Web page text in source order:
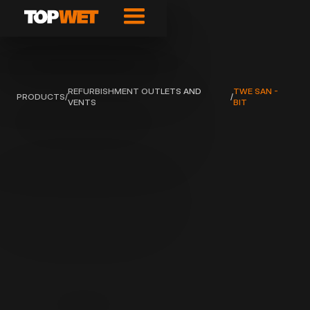
PRODUCTS/
REFURBISHMENT OUTLETS AND
VENTS
/
TWE SAN -
BIT